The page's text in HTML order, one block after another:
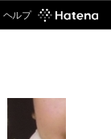
ヘルプ